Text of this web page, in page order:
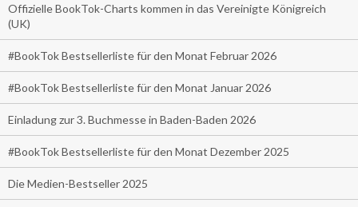
Offizielle BookTok-Charts kommen in das Vereinigte Königreich
(UK)
#BookTok Bestsellerliste für den Monat Februar 2026
#BookTok Bestsellerliste für den Monat Januar 2026
Einladung zur 3. Buchmesse in Baden-Baden 2026
#BookTok Bestsellerliste für den Monat Dezember 2025
Die Medien-Bestseller 2025